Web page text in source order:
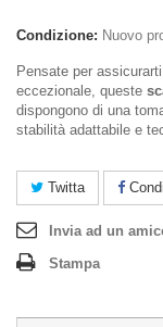
Condizione: Nuovo
Pensate per
eccezionale, queste
dispongono di una
stabilità adattabile e
Twitta
Invia ad un
Stampa